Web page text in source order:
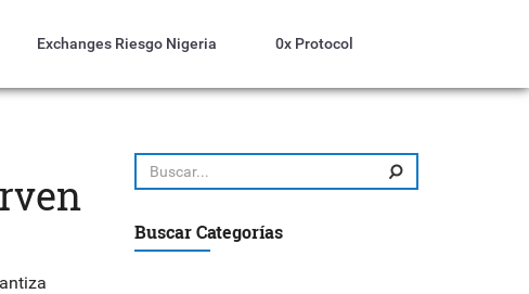
Exchanges Riesgo Nigeria 0x Protocol
Buscar Categorías